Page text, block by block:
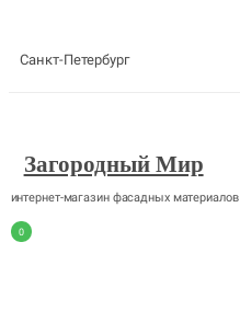
Санкт-Петербург
Загородный Мир
интернет-магазин фасадных материалов
0